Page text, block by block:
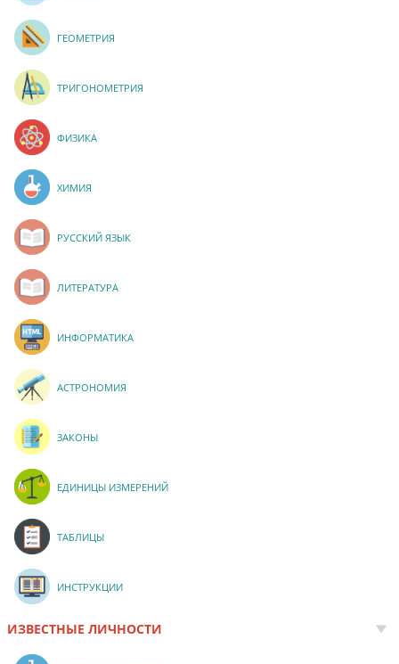
ГЕОМЕТРИЯ
ТРИГОНОМЕТРИЯ
ФИЗИКА
ХИМИЯ
РУССКИЙ ЯЗЫК
ЛИТЕРАТУРА
ИНФОРМАТИКА
АСТРОНОМИЯ
ЗАКОНЫ
ЕДИНИЦЫ ИЗМЕРЕНИЙ
ТАБЛИЦЫ
ИНСТРУКЦИИ
ИЗВЕСТНЫЕ ЛИЧНОСТИ